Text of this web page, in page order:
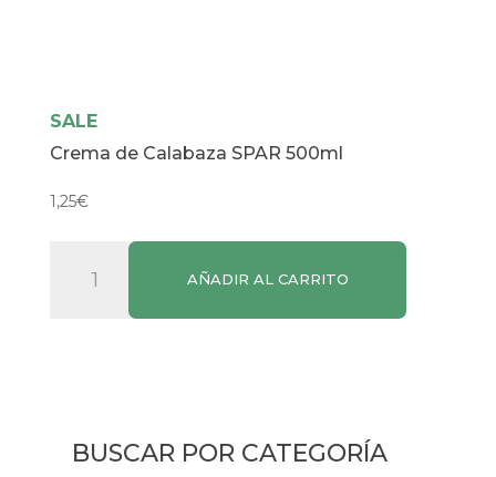
SALE
Crema de Calabaza SPAR 500ml
1,25€
Calabaza
AÑADIR AL CARRITO
BUSCAR POR CATEGORÍA